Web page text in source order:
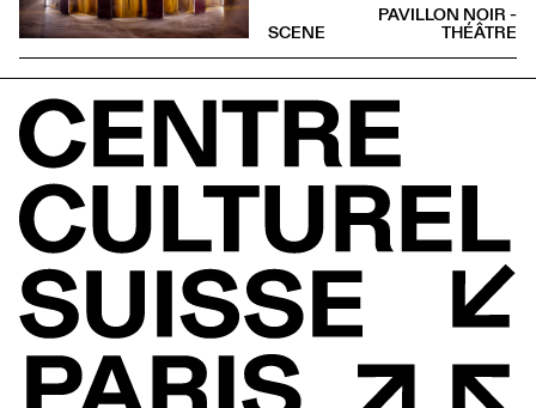
PAVILLON NOIR -
THÉÂTRE
SCENE